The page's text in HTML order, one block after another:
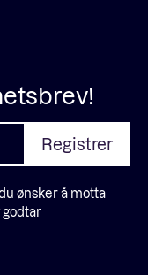
ønsker å motta
godtar